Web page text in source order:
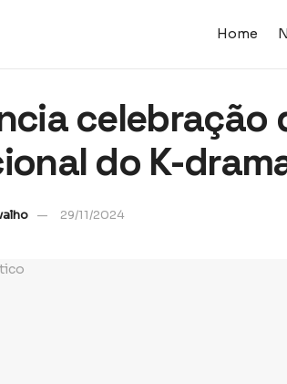
Home
celebração
do K-
29/11/2024